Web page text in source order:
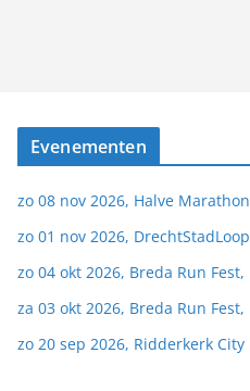
Evenementen
zo 08 nov 2026, Halve
zo 01 nov 2026,
zo 04 okt 2026, Breda Run Fest,
za 03 okt 2026, Breda Run Fest,
zo 20 sep 2026, Ridderkerk City